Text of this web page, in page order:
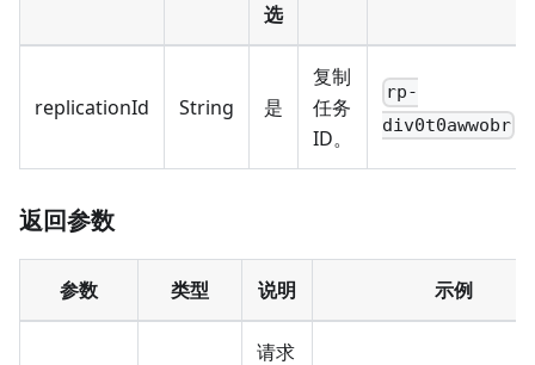
选
replicationId String 是
复制
任务
ID。
rp-
div0t0awwobr
返回参数
参数 类型 说明 示例
请求